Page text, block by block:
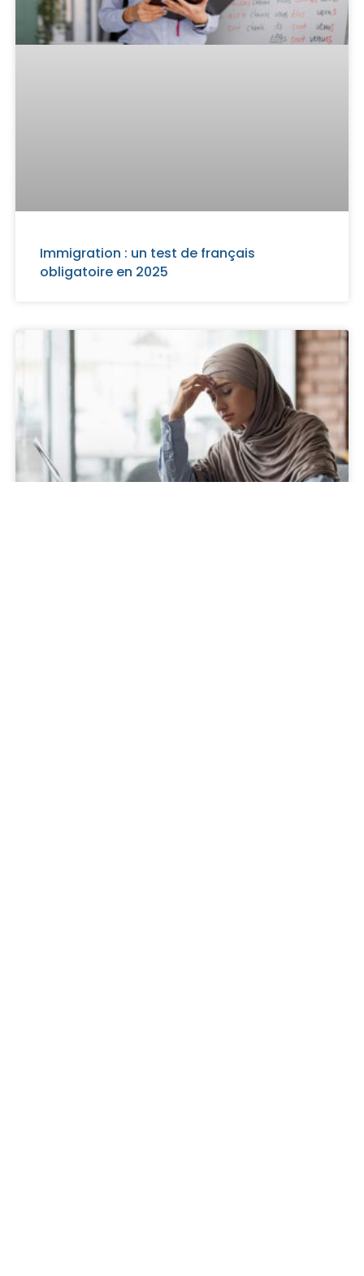
Immigration : un test de français
obligatoire en 2025